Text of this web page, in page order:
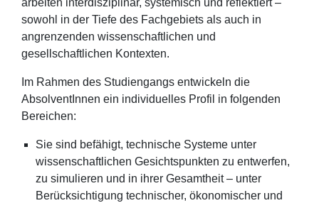
arbeiten interdisziplinär, systemisch und reflektiert –
sowohl in der Tiefe des Fachgebiets als auch in
angrenzenden wissenschaftlichen und
gesellschaftlichen Kontexten.
Im Rahmen des Studiengangs entwickeln die
AbsolventInnen ein individuelles Profil in folgenden
Bereichen:
Sie sind befähigt, technische Systeme unter
wissenschaftlichen Gesichtspunkten zu entwerfen,
zu simulieren und in ihrer Gesamtheit – unter
Berücksichtigung technischer, ökonomischer und